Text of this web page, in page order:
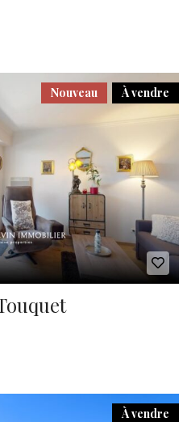
À vendre
Nouveau
À vendre